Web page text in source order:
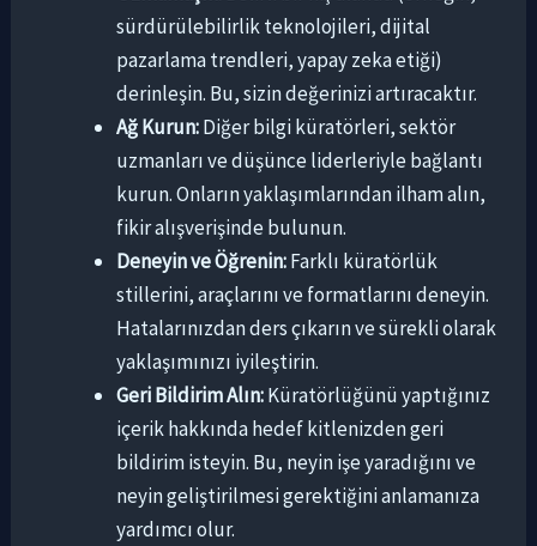
sürdürülebilirlik teknolojileri, dijital
pazarlama trendleri, yapay zeka etiği)
derinleşin. Bu, sizin değerinizi artıracaktır.
Ağ Kurun:Diğer bilgi küratörleri, sektör
uzmanları ve düşünce liderleriyle bağlantı
kurun. Onların yaklaşımlarından ilham alın,
fikir alışverişinde bulunun.
Deneyin ve Öğrenin:Farklı küratörlük
stillerini, araçlarını ve formatlarını deneyin.
Hatalarınızdan ders çıkarın ve sürekli olarak
yaklaşımınızı iyileştirin.
Geri Bildirim Alın:Küratörlüğünü yaptığınız
içerik hakkında hedef kitlenizden geri
bildirim isteyin. Bu, neyin işe yaradığını ve
neyin geliştirilmesi gerektiğini anlamanıza
yardımcı olur.